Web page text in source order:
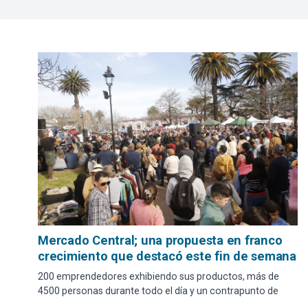
Mercado Central; una propuesta en franco
crecimiento que destacó este fin de semana
200 emprendedores exhibiendo sus productos, más de
4500 personas durante todo el día y un contrapunto de